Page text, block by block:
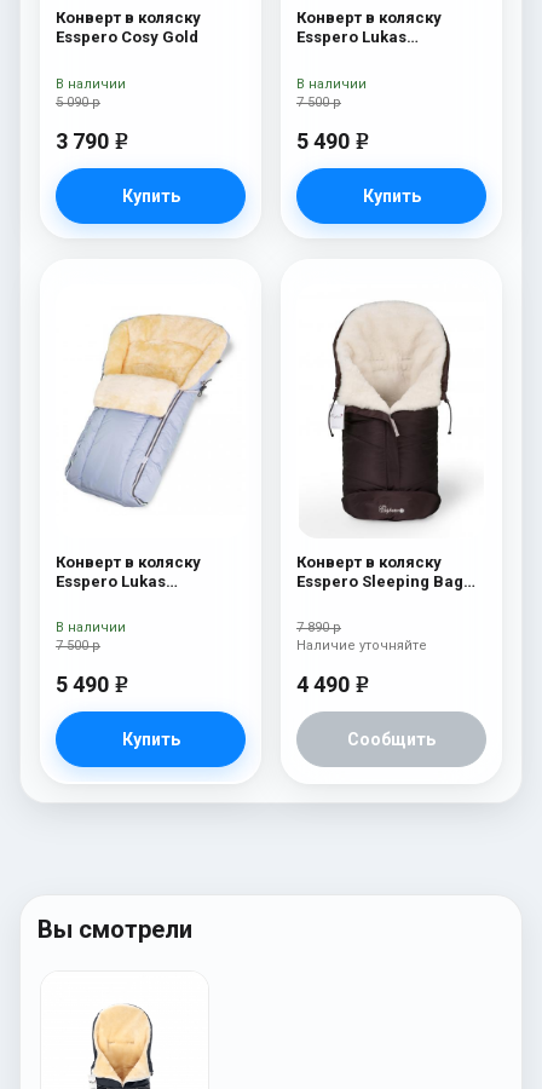
Конверт в коляску
Esspero Cosy Gold
5 090 р
3 790 e
Купить
В наличии
Конверт в коляску
Esspero Lukas
шерсть) Chocolat
7 500 р
5 490 e
Купить
В наличии
Конверт в коляску
Esspero Lukas
шерсть) Blue Mountain
7 500 р
5 490 e
Купить
В наличии
Конверт в коляску
Esspero Sleeping Bag
100% шерсть) Chocolat
7 890 р
4 490 e
Сообщить
Наличие уточняйте
Вы смотрели